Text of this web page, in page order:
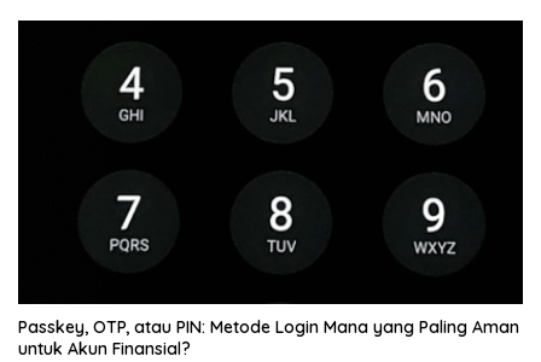
Passkey, OTP, atau PIN: Metode Login Mana yang Paling Aman
untuk Akun Finansial?